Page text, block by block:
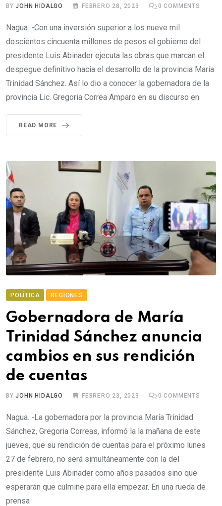
BYJOHN HIDALGO FEBRERO 28, 2023 0 COMMENTS
Nagua. -Con una inversión superior a los nueve mil
doscientos cincuenta millones de pesos el gobierno del
presidente Luis Abinader ejecuta las obras que marcan el
despegue definitivo hacia el desarrollo de la provincia María
Trinidad Sánchez. Así lo dio a conocer la gobernadora de la
provincia Lic. Gregoria Correa Amparo en su discurso en
READ MORE
POLÍTICA REGIONES
Gobernadora de María
Trinidad Sánchez anuncia
cambios en sus rendición
de cuentas
BYJOHN HIDALGO FEBRERO 23, 2023 0 COMMENTS
Nagua. -La gobernadora por la provincia María Trinidad
Sánchez, Gregoria Correas, informó la la mañana de este
jueves, que su rendición de cuentas para el próximo lunes
27 de febrero, no será simultáneamente con la del
presidente Luis Abinader como años pasados sino que
esperarán que culmine para ella empezar. En una rueda de
prensa